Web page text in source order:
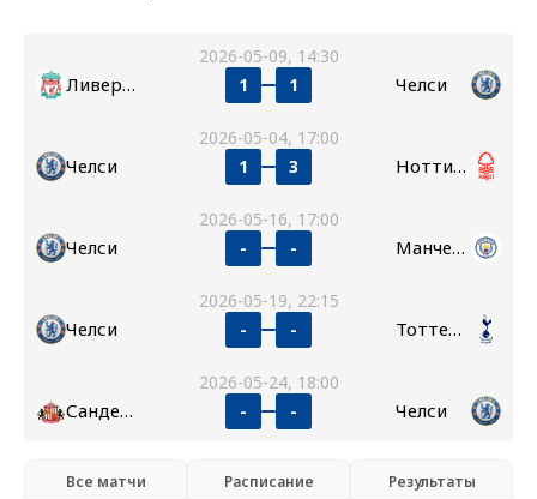
2026-05-09, 14:30
Ливерпуль 1 1 Челси
2026-05-04, 17:00
Челси 1 3 Ноттингем Форест
2026-05-16, 17:00
Челси - - Манчестер Сити
2026-05-19, 22:15
Челси - - Тоттенхэм
2026-05-24, 18:00
Сандерленд - - Челси
Все матчи Расписание Результаты